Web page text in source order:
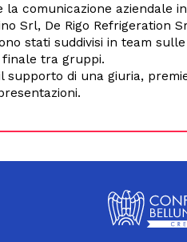
comunicazione aziendale
Srl, De Rigo Refrigeration
stati suddivisi in team
tra gruppi.
di una giuria,